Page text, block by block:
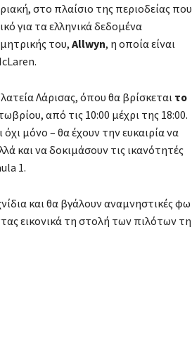
στο πλαίσιο της περιοδείας που
για τα ελληνικά δεδομένα
του, Allwyn, η οποία είναι
Λάρισας, όπου θα βρίσκεται το
από τις 10:00 μέχρι της 18:00.
μόνο – θα έχουν την ευκαιρία να
και να δοκιμάσουν τις ικανότητές
1.
και θα βγάλουν αναμνηστικές φω
εικονικά τη στολή των πιλότων τη